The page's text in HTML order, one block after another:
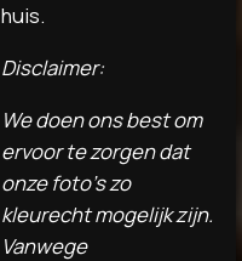
huis.
Disclaimer:
We doen ons best om
ervoor te zorgen dat
onze foto's zo
kleurecht mogelijk zijn.
Vanwege